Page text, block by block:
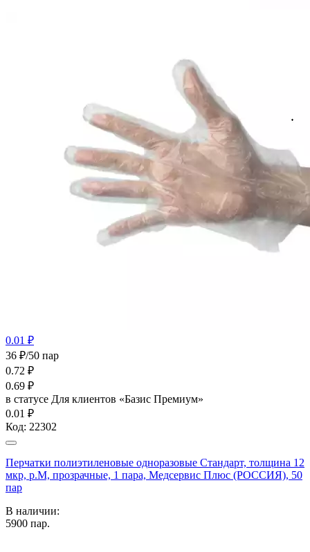
0.01 ₽
36 ₽/50 пар
0.72 ₽
0.69 ₽
в статусе Для клиентов «Базис Премиум»
0.01 ₽
Код: 22302
Перчатки полиэтиленовые одноразовые Стандарт, толщина 12
мкр, р.М, прозрачные, 1 пара, Медсервис Плюс (РОССИЯ), 50
пар
В наличии:
5900 пар.